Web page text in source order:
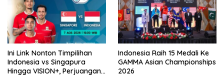
Ini Link Nonton Timpilihan
Indonesia vs Singapura
Hingga VISION+, Perjuangan
Indonesia Raih 15 Medali Ke
GAMMA Asian Championships
2026